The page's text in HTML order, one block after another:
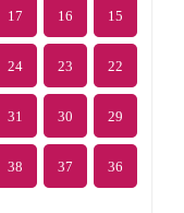
15
16
17
22
23
24
29
30
31
36
37
38